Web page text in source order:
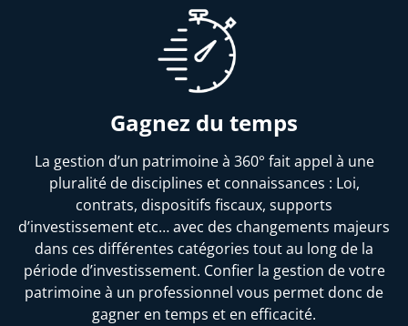
Gagnez du temps
La gestion d’un patrimoine à 360° fait appel à une
pluralité de disciplines et connaissances : Loi,
contrats, dispositifs fiscaux, supports
d’investissement etc… avec des changements majeurs
dans ces différentes catégories tout au long de la
période d’investissement. Confier la gestion de votre
patrimoine à un professionnel vous permet donc de
gagner en temps et en efficacité.